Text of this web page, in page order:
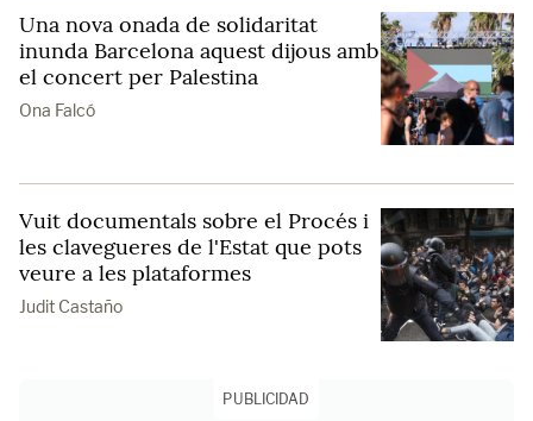
Una nova onada de solidaritat
inunda Barcelona aquest dijous amb
el concert per Palestina
Ona Falcó
Vuit documentals sobre el Procés i
les clavegueres de l'Estat que pots
veure a les plataformes
Judit Castaño
PUBLICIDAD